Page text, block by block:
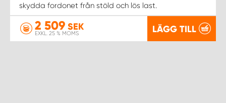
skydda fordonet från stöld och lös last.
2 509 SEK
EXKL. 25 % MOMS LÄGG TILL
WORK SYSTEM STOCKHOLM NORR